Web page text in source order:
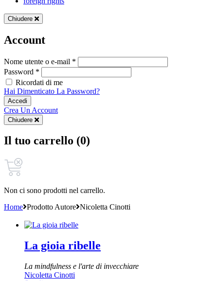
Chiudere
Account
Nome utente o e-mail *
Password *
Ricordati di me
Hai Dimenticato La Password?
Accedi
Crea Un Account
Chiudere
Il tuo carrello (0)
Non ci sono prodotti nel carrello.
Home Prodotto Autore Nicoletta Cinotti
La gioia ribelle
La mindfulness e l'arte di invecchiare
Nicoletta Cinotti